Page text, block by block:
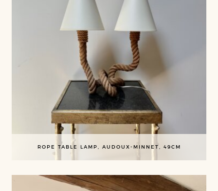
ROPE TABLE LAMP, AUDOUX-MINNET, 49CM